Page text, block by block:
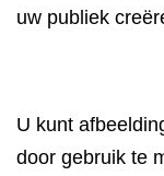
uw publiek
U kunt
door gebruik te